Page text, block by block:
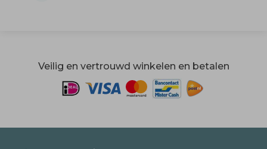
Veilig en vertrouwd winkelen en betalen